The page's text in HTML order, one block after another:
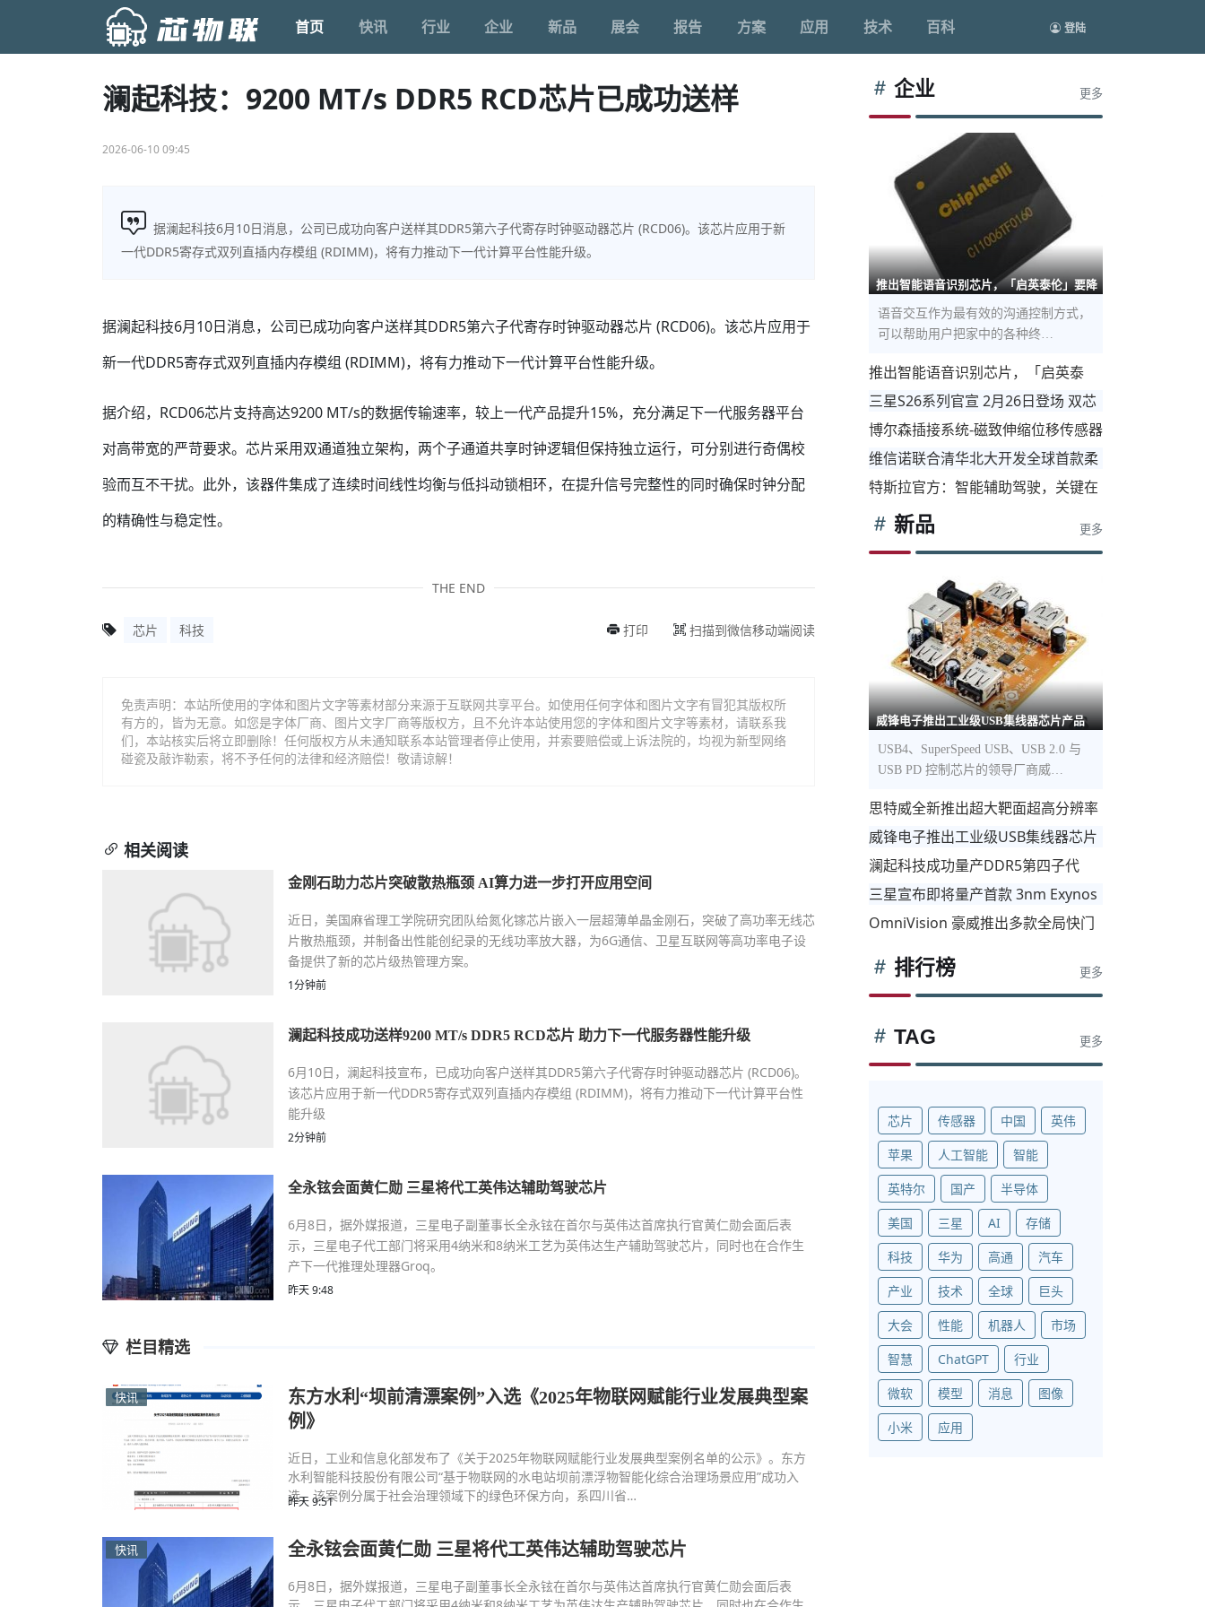
首页 快讯 行业 企业 新品 展会 报告 方案 应用 技术 百科 登陆
澜起科技：9200 MT/s DDR5 RCD芯片已成功送样
2026-06-10 09:45
据澜起科技6月10日消息，公司已成功向客户送样其DDR5第六子代寄存时钟驱动器芯片 (RCD06)。该芯片应用于新
一代DDR5寄存式双列直插内存模组 (RDIMM)，将有力推动下一代计算平台性能升级。
据澜起科技6月10日消息，公司已成功向客户送样其DDR5第六子代寄存时钟驱动器芯片 (RCD06)。该芯片应用于
新一代DDR5寄存式双列直插内存模组 (RDIMM)，将有力推动下一代计算平台性能升级。
据介绍，RCD06芯片支持高达9200 MT/s的数据传输速率，较上一代产品提升15%，充分满足下一代服务器平台
对高带宽的严苛要求。芯片采用双通道独立架构，两个子通道共享时钟逻辑但保持独立运行，可分别进行奇偶校
验而互不干扰。此外，该器件集成了连续时间线性均衡与低抖动锁相环，在提升信号完整性的同时确保时钟分配
的精确性与稳定性。
THE END
芯片 科技 打印 扫描到微信移动端阅读
免责声明：本站所使用的字体和图片文字等素材部分来源于互联网共享平台。如使用任何字体和图片文字有冒犯其版权所
有方的，皆为无意。如您是字体厂商、图片文字厂商等版权方，且不允许本站使用您的字体和图片文字等素材，请联系我
们，本站核实后将立即删除！任何版权方从未通知联系本站管理者停止使用，并索要赔偿或上诉法院的，均视为新型网络
碰瓷及敲诈勒索，将不予任何的法律和经济赔偿！敬请谅解！
相关阅读
金刚石助力芯片突破散热瓶颈 AI算力进一步打开应用空间
近日，美国麻省理工学院研究团队给氮化镓芯片嵌入一层超薄单晶金刚石，突破了高功率无线芯
片散热瓶颈，并制备出性能创纪录的无线功率放大器，为6G通信、卫星互联网等高功率电子设
备提供了新的芯片级热管理方案。
1分钟前
澜起科技成功送样9200 MT/s DDR5 RCD芯片 助力下一代服务器性能升级
6月10日，澜起科技宣布，已成功向客户送样其DDR5第六子代寄存时钟驱动器芯片 (RCD06)。
该芯片应用于新一代DDR5寄存式双列直插内存模组 (RDIMM)，将有力推动下一代计算平台性
能升级
2分钟前
全永铉会面黄仁勋 三星将代工英伟达辅助驾驶芯片
6月8日，据外媒报道，三星电子副董事长全永铉在首尔与英伟达首席执行官黄仁勋会面后表
示，三星电子代工部门将采用4纳米和8纳米工艺为英伟达生产辅助驾驶芯片，同时也在合作生
产下一代推理处理器Groq。
昨天 9:48
栏目精选
快讯
东方水利“坝前清漂案例”入选《2025年物联网赋能行业发展典型案
例》
近日，工业和信息化部发布了《关于2025年物联网赋能行业发展典型案例名单的公示》。东方
水利智能科技股份有限公司“基于物联网的水电站坝前漂浮物智能化综合治理场景应用”成功入
选，该案例分属于社会治理领域下的绿色环保方向，系四川省…
昨天 9:51
快讯 全永铉会面黄仁勋 三星将代工英伟达辅助驾驶芯片
6月8日，据外媒报道，三星电子副董事长全永铉在首尔与英伟达首席执行官黄仁勋会面后表
企业 更多
推出智能语音识别芯片，「启英泰伦」要降
语音交互作为最有效的沟通控制方式，
可以帮助用户把家中的各种终…
推出智能语音识别芯片，「启英泰
伦」要降低产品智能化开发和成本门
三星S26系列官宣 2月26日登场 双芯
片重构旗舰格局
博尔森插接系统-磁致伸缩位移传感器
快速安装
维信诺联合清华北大开发全球首款柔
性存算芯片 填补我国技术空白
特斯拉官方：智能辅助驾驶，关键在
于人工智能而非传感器
新品 更多
威锋电子推出工业级USB集线器芯片产品
USB4、SuperSpeed USB、USB 2.0 与
USB PD 控制芯片的领导厂商威…
思特威全新推出超大靶面超高分辨率
工业相机应用系列图像传感器
威锋电子推出工业级USB集线器芯片
产品线，进军高可靠性应用市场
澜起科技成功量产DDR5第四子代
RCD芯片
三星宣布即将量产首款 3nm Exynos
芯片
OmniVision 豪威推出多款全局快门
排行榜 更多
TAG 更多
芯片 传感器 中国
英伟
苹果
人工智能
智能
英特尔
国产
半导体
美国
三星 AI
存储
科技
华为 高通
汽车
产业
技术 全球
巨头
大会
性能 机器人
市场
智慧
ChatGPT
行业
微软
模型 消息
图像
小米
应用